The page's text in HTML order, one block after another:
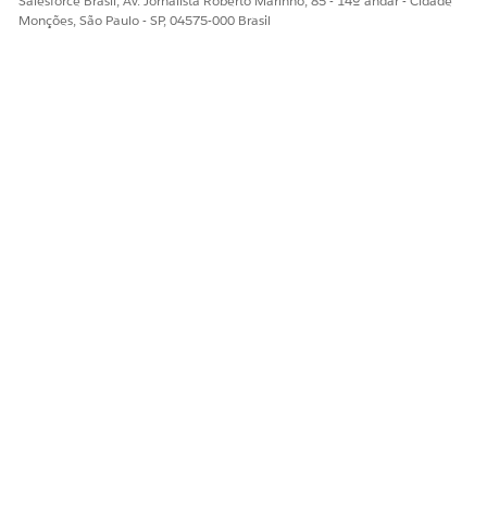
Sim Não
Monções, São Paulo - SP, 04575-000 Brasil